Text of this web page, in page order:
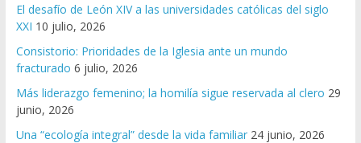
El desafío de León XIV a las universidades católicas del siglo
XXI 10 julio, 2026
Consistorio: Prioridades de la Iglesia ante un mundo
fracturado 6 julio, 2026
Más liderazgo femenino; la homilía sigue reservada al clero 29
junio, 2026
Una “ecología integral” desde la vida familiar 24 junio, 2026